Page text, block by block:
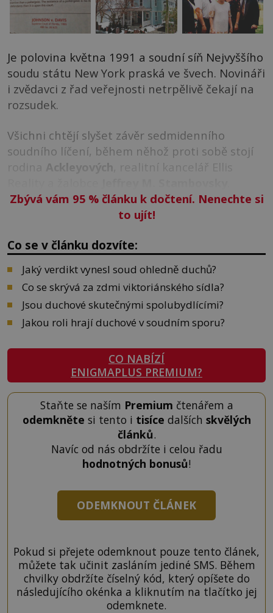
Je polovina května 1991 a soudní síň Nejvyššího
soudu státu New York praská ve švech. Novináři
i zvědavci z řad veřejnosti netrpělivě čekají na
rozsudek.
Všichni chtějí slyšet závěr sedmidenního
soudního líčení, během něhož proti sobě stojí
rodina
Ackleyových
, realitní kancelář Ellis
Zbývá vám 95 %článku k dočtení. Nenechte si
to ujít!
Co se v článku dozvíte:
Jaký verdikt vynesl soud ohledně duchů?
Co se skrývá za zdmi viktoriánského sídla?
Jsou duchové skutečnými spolubydlícími?
Jakou roli hrají duchové v soudním sporu?
CO NABÍZÍ
ENIGMAPLUS PREMIUM?
Staňte se naším Premium čtenářem a
odemkněte si tento i tisíce dalších skvělých
článků.
Navíc od nás obdržíte i celou řadu
hodnotných bonusů!
ODEMKNOUT ČLÁNEK
Pokud si přejete odemknout pouze tento článek,
můžete tak učinit zasláním jediné SMS. Během
chvilky obdržíte číselný kód, který opíšete do
následujícího okénka a kliknutím na tlačítko jej
odemknete.